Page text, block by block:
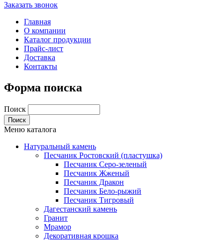
Заказать звонок
Главная
О компании
Каталог продукции
Прайс-лист
Доставка
Контакты
Форма поиска
Поиск
Меню каталога
Натуральный камень
Песчаник Ростовский (пластушка)
Песчаник Серо-зеленый
Песчаник Жженый
Песчаник Дракон
Песчаник Бело-рыжий
Песчаник Тигровый
Дагестанский камень
Гранит
Мрамор
Декоративная крошка